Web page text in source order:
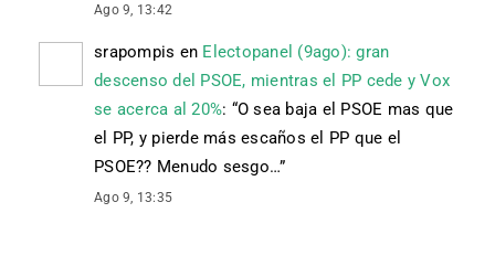
Ago 9, 13:42
srapompis en Electopanel (9ago): gran
descenso del PSOE, mientras el PP cede y Vox
se acerca al 20%: “O sea baja el PSOE mas que
el PP, y pierde más escaños el PP que el
PSOE?? Menudo sesgo…”
Ago 9, 13:35